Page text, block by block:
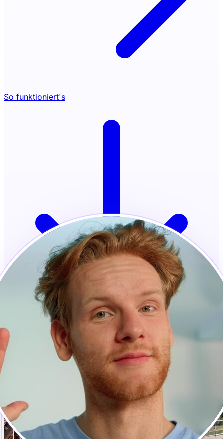
So funktioniert's
Keine Kreditkarte erforderlich · In Sekunden bereit